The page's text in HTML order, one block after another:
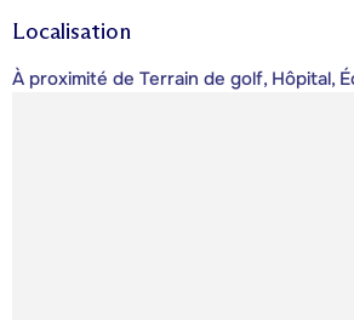
Localisation
À proximité de Terrain de golf, Hôpital,